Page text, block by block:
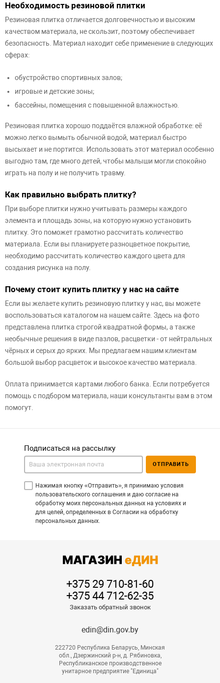
Необходимость резиновой плитки
Резиновая плитка отличается долговечностью и высоким
качеством материала, не скользит, поэтому обеспечивает
безопасность. Материал находит себе применение в следующих
сферах:
обустройство спортивных залов;
игровые и детские зоны;
бассейны, помещения с повышенной влажностью.
Резиновая плитка хорошо поддаётся влажной обработке: её
можно легко вымыть обычной водой, материал быстро
высыхает и не портится. Использовать этот материал особенно
выгодно там, где много детей, чтобы малыши могли спокойно
играть на полу и не получить травму.
Как правильно выбрать плитку?
При выборе плитки нужно учитывать размеры каждого
элемента и площадь зоны, на которую нужно установить
плитку. Это поможет грамотно рассчитать количество
материала. Если вы планируете разноцветное покрытие,
необходимо рассчитать количество каждого цвета для
создания рисунка на полу.
Почему стоит купить плитку у нас на сайте
Если вы желаете купить резиновую плитку у нас, вы можете
воспользоваться каталогом на нашем сайте. Здесь на фото
представлена плитка строгой квадратной формы, а также
необычные решения в виде пазлов, расцветки - от нейтральных
чёрных и серых до ярких. Мы предлагаем нашим клиентам
большой выбор расцветок и высокое качество материала.
Оплата принимается картами любого банка. Если потребуется
помощь с подбором материала, наши консультанты вам в этом
помогут.
Подписаться на рассылку
Нажимая кнопку «Отправить», я принимаю условия
пользовательского соглашения и даю согласие на
обработку моих персональных данных на условиях и
для целей, определенных в Согласии на обработку
персональных данных.
ОТПРАВИТЬ
+375 29 710-81-60
+375 44 712-62-35
Заказать обратный звонок
edin@din.gov.by
222720 Республика Беларусь, Минская
обл., Дзержинский р-н, д. Рябиновка,
Республиканское производственное
унитарное предприятие "Единица"